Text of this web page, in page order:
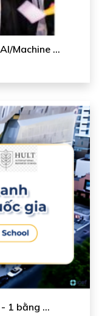
Machine ...
1 bằng ...